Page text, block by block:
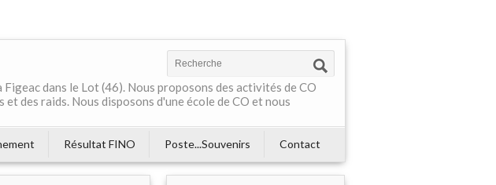
dans le Lot (46). Nous proposons des activités de CO
des raids. Nous disposons d'une école de CO et nous
Résultat FINO Poste...Souvenirs Contact